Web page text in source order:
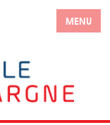
MENU